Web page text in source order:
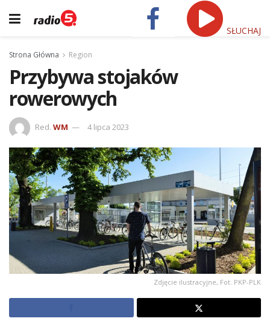
SŁUCHAJ
Strona Główna Region
Przybywa stojaków
rowerowych
Red. WM 4 lipca 2023
Zdjęcie ilustracyjne, Fot. PKP-PLK